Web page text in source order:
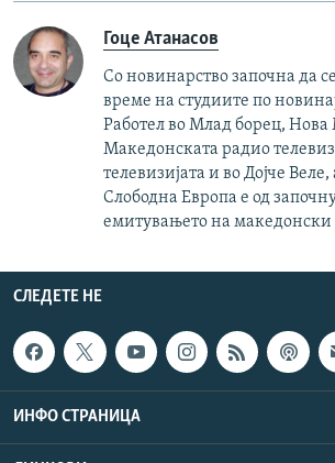
Гоце Атанасов
Со новинарство започна да
време на студиите по
Работел во Млад борец, Нова
Македонската радио
телевизијата и во Дојче
Слободна Европа е од
емитувањето на македонски
СЛЕДЕТЕ НЕ
ИНФО СТРАНИЦА